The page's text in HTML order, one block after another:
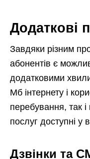
Додаткові
Завдяки різним
абонентів є
додатковими
Мб інтернету і
перебування, так
послуг доступні у
Дзвінки та